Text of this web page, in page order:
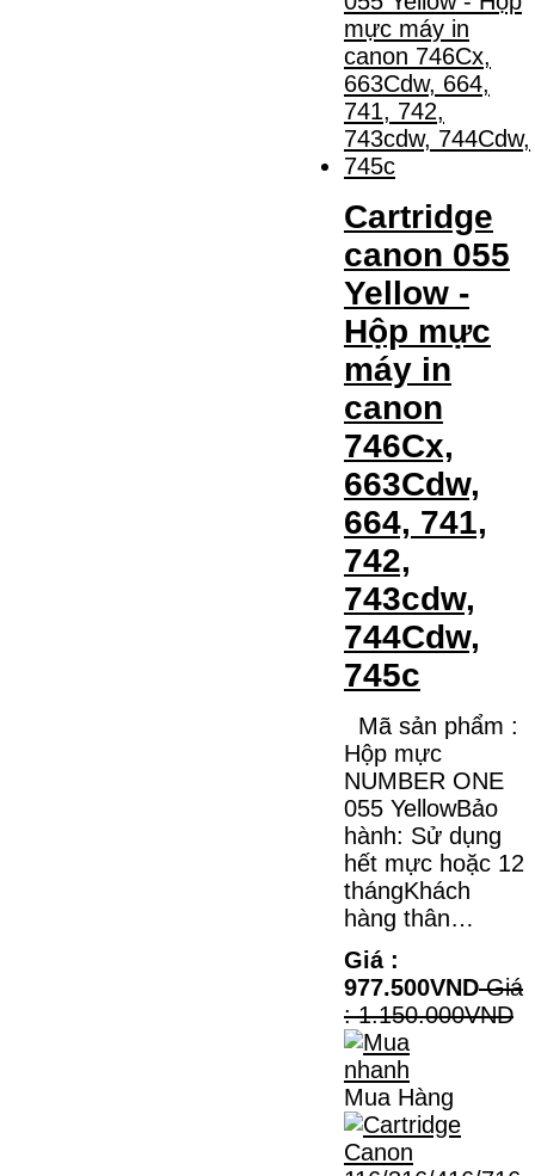
Cartridge
canon 055
Yellow -
Hộp mực
máy in
canon
746Cx,
663Cdw,
664, 741,
742,
743cdw,
744Cdw,
745c
Mã sản phẩm :
Hộp mực
NUMBER ONE
055 YellowBảo
hành: Sử dụng
hết mực hoặc 12
thángKhách
hàng thân…
Giá :
977.500VNDGiá
: 1.150.000VND
Mua Hàng